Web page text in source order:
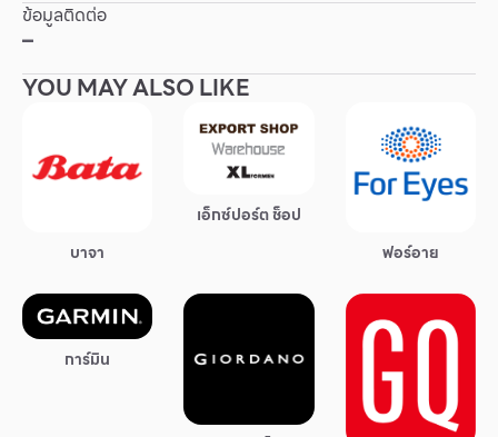
Service
Superstores
กิจกรรมและโปรโมชั่น
ข้อเสนอพิเศษ
สำหรับนักท่องเที่ยว
ข้อมูลติดต่อ
–
YOU MAY ALSO LIKE
บาจา
เอ็กซ์ปอร์ต ช็อป
ฟอร์อาย
การ์มิน